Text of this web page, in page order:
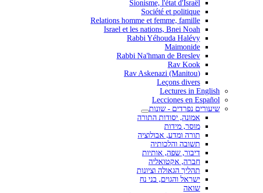
Sionisme, l'état d'Israël
Société et politique
Relations homme et femme, famille
Israel et les nations, Bnei Noah
Rabbi Yéhouda Halévy
Maimonide
Rabbi Na'hman de Breslev
Rav Kook
(Rav Askenazi (Manitou
Leçons divers
Lectures in English
Lecciones en Español
שיעורים נפרדים - שונות
אמונה, יסודות התורה
מוסר, מידות
תורה ומדע, אבולוציה
תשובה והלכותיה
דיבור, שפה, אותיות
חברה, אקטואליה
תהליך הגאולה וציונות
ישראל והגוים, בני נח
שואה